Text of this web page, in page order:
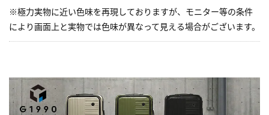
※極力実物に近い色味を再現しておりますが、モニター等の条件
により画面上と実物では色味が異なって見える場合がございます。